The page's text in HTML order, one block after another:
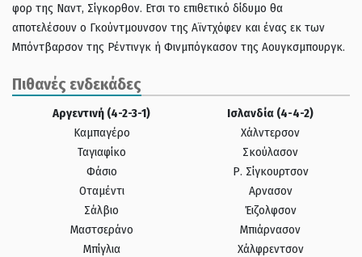
φορ της Ναντ, Σίγκορθον. Ετσι το επιθετικό δίδυμο θα
αποτελέσουν ο Γκούντμουνσον της Αϊντχόφεν και ένας εκ των
Μπόντβαρσον της Ρέντινγκ ή Φινμπόγκασον της Αουγκσμπουργκ.
Πιθανές ενδεκάδες
Αργεντινή (4-2-3-1)
Καμπαγέρο
Ταγιαφίκο
Φάσιο
Οταμέντι
Σάλβιο
Μαστσεράνο
Μπίγλια
Ισλανδία (4-4-2)
Χάλντερσον
Σκούλασον
Ρ. Σίγκουρτσον
Αρνασον
Έιζολφσον
Μπιάρνασον
Χάλφρεντσον